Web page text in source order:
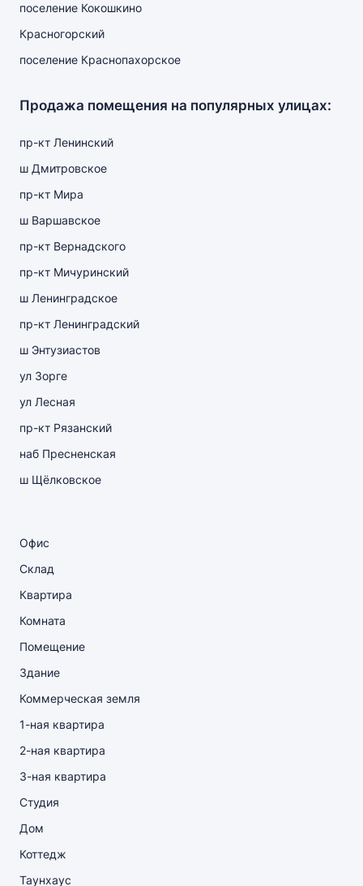
поселение Кокошкино
Красногорский
поселение Краснопахорское
Продажа помещения на популярных улицах:
пр-кт Ленинский
ш Дмитровское
пр-кт Мира
ш Варшавское
пр-кт Вернадского
пр-кт Мичуринский
ш Ленинградское
пр-кт Ленинградский
ш Энтузиастов
ул Зорге
ул Лесная
пр-кт Рязанский
наб Пресненская
ш Щёлковское
Офис
Склад
Квартира
Комната
Помещение
Здание
Коммерческая земля
1-ная квартира
2-ная квартира
3-ная квартира
Студия
Дом
Коттедж
Таунхаус